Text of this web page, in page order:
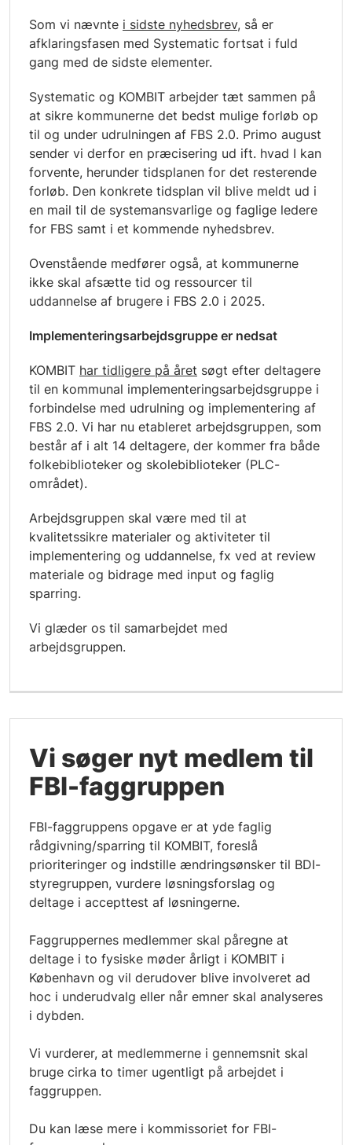
Som vi nævnte i sidste nyhedsbrev, så er
afklaringsfasen med Systematic fortsat i fuld
gang med de sidste elementer.
Systematic og KOMBIT arbejder tæt sammen på
at sikre kommunerne det bedst mulige forløb op
til og under udrulningen af FBS 2.0. Primo august
sender vi derfor en præcisering ud ift. hvad I kan
forvente, herunder tidsplanen for det resterende
forløb. Den konkrete tidsplan vil blive meldt ud i
en mail til de systemansvarlige og faglige ledere
for FBS samt i et kommende nyhedsbrev.
Ovenstående medfører også, at kommunerne
ikke skal afsætte tid og ressourcer til
uddannelse af brugere i FBS 2.0 i 2025.
Implementeringsarbejdsgruppe er nedsat
KOMBIT har tidligere på året søgt efter deltagere
til en kommunal implementeringsarbejdsgruppe i
forbindelse med udrulning og implementering af
FBS 2.0. Vi har nu etableret arbejdsgruppen, som
består af i alt 14 deltagere, der kommer fra både
folkebiblioteker og skolebiblioteker (PLC-
området).
Arbejdsgruppen skal være med til at
kvalitetssikre materialer og aktiviteter til
implementering og uddannelse, fx ved at review
materiale og bidrage med input og faglig
sparring.
Vi glæder os til samarbejdet med
arbejdsgruppen.
Vi søger nyt medlem til
FBI-faggruppen
FBI-faggruppens opgave er at yde faglig
rådgivning/sparring til KOMBIT, foreslå
prioriteringer og indstille ændringsønsker til BDI-
styregruppen, vurdere løsningsforslag og
deltage i accepttest af løsningerne.
Faggruppernes medlemmer skal påregne at
deltage i to fysiske møder årligt i KOMBIT i
København og vil derudover blive involveret ad
hoc i underudvalg eller når emner skal analyseres
i dybden.
Vi vurderer, at medlemmerne i gennemsnit skal
bruge cirka to timer ugentligt på arbejdet i
faggruppen.
Du kan læse mere i kommissoriet for FBI-